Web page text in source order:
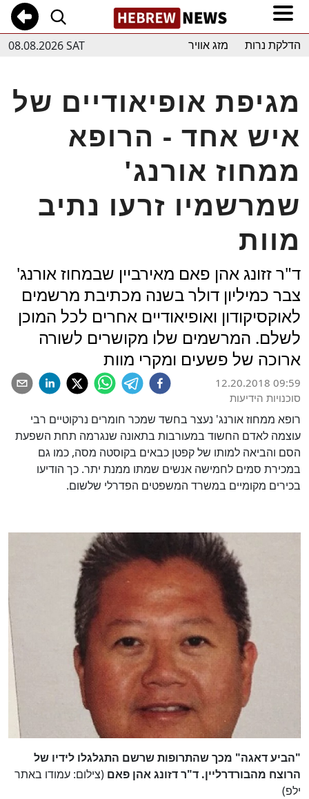
08.08.2026 SAT הדלקת נרות מזג אוויר
מגיפת אופיאודיים של
איש אחד - הרופא
ממחוז אורנג'
שמרשמיו זרעו נתיב
מוות
ד"ר זזונג אהן פאם מאירביין שבמחוז אורנג'
צבר כמיליון דולר בשנה מכתיבת מרשמים
לאוקסיקודון ואופיאודיים אחרים לכל המוכן
לשלם. המרשמים שלו מקושרים לשורה
ארוכה של פשעים ומקרי מוות
12.20.2018 09:59
סוכנויות הידיעות
רופא ממחוז אורנג' נעצר בחשד שמכר חומרים נרקוטיים רבי
עוצמה לאדם החשוד במעורבות בתאונה שנגרמה תחת השפעת
הסם והביאה למותו של קפטן כבאים בקוסטה מסה, כמו גם
במכירת סמים לחמישה אנשים שמתו ממנת יתר. כך הודיעו
בכירים מקומיים במשרד המשפטים הפדרלי שלשום.
"הביע דאגה" מכך שהתרופות שרשם התגלגלו לידיו של
הרוצח מהבורדרליין. ד"ר דזונג אהן פאם (צילום: עמודו באתר
ילפ)